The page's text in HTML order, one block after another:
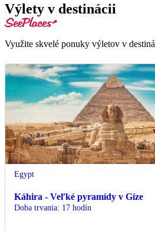
Výlety v destinácii
Využite skvelé ponuky výletov v
Egypt
Káhira - Veľké pyramídy v Gíze
Doba trvania: 17 hodín